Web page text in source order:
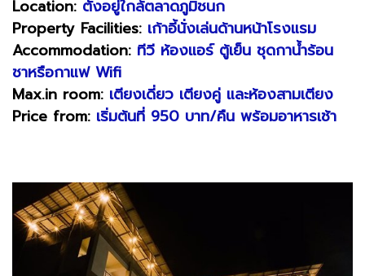
Location: ตั้งอยู่ใกล้ตลาดภูมิชนก
Property Facilities: เก้าอี้นั่งเล่นด้านหน้าโรงแรม
Accommodation: ทีวี ห้องแอร์ ตู้เย็น ชุดกาน้ำร้อน
ชาหรือกาแฟ Wifi
Max.in room: เตียงเดี่ยว เตียงคู่ และห้องสามเตียง
Price from: เริ่มต้นที่ 950 บาท/คืน พร้อมอาหารเช้า